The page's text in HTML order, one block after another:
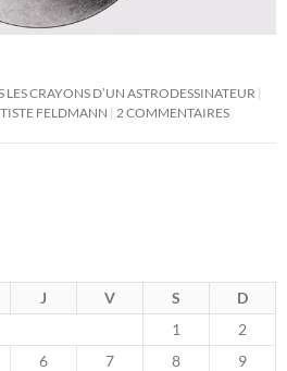
LES CRAYONS D’UN ASTRODESSINATEUR
FELDMANN 2 COMMENTAIRES
J V S
D
1
2
6 7 8
9